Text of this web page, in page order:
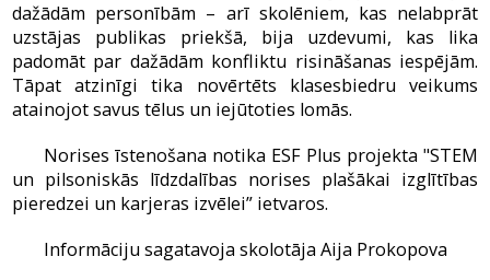
dažādām personībām – arī skolēniem, kas nelabprāt
uzstājas publikas priekšā, bija uzdevumi, kas lika
padomāt par dažādām konfliktu risināšanas iespējām.
Tāpat atzinīgi tika novērtēts klasesbiedru veikums
atainojot savus tēlus un iejūtoties lomās.
Norises īstenošana notika ESF Plus projekta "STEM
un pilsoniskās līdzdalības norises plašākai izglītības
pieredzei un karjeras izvēlei” ietvaros.
Informāciju sagatavoja skolotāja Aija Prokopova